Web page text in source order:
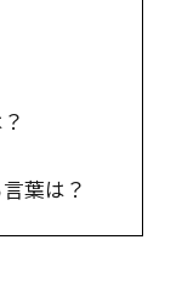
葉は？